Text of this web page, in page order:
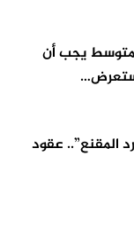
يجب أن
المقنع”.. عقود